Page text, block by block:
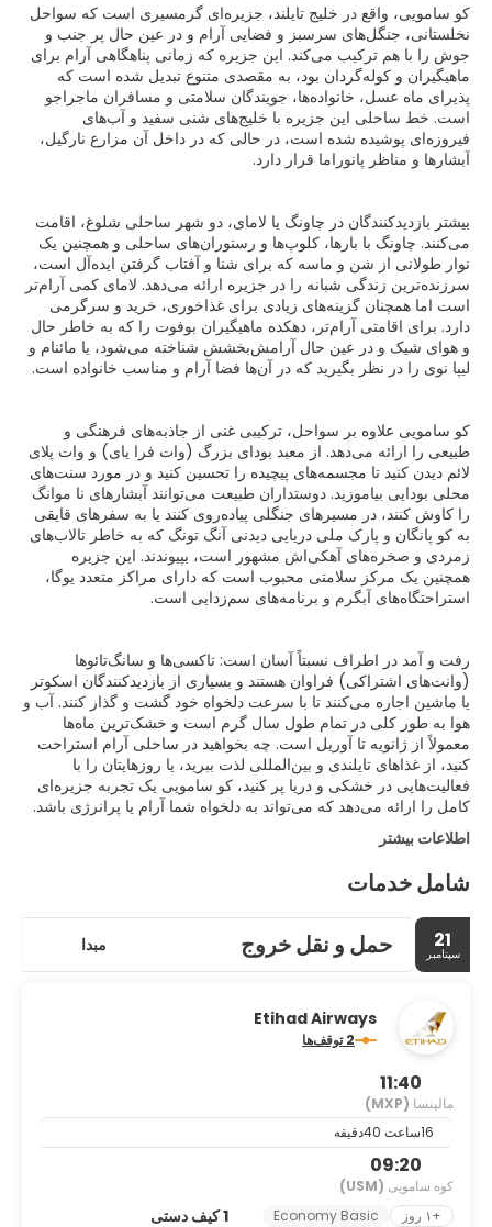
کو سامویی، واقع در خلیج تایلند، جزیره‌ای گرمسیری است که سواحل
نخلستانی، جنگل‌های سرسبز و فضایی آرام و در عین حال پر جنب و
جوش را با هم ترکیب می‌کند. این جزیره که زمانی پناهگاهی آرام برای
ماهیگیران و کوله‌گردان بود، به مقصدی متنوع تبدیل شده است که
پذیرای ماه عسل، خانواده‌ها، جویندگان سلامتی و مسافران ماجراجو
است. خط ساحلی این جزیره با خلیج‌های شنی سفید و آب‌های
فیروزه‌ای پوشیده شده است، در حالی که در داخل آن مزارع نارگیل،
بیشتر بازدیدکنندگان در چاونگ یا لامای، دو شهر ساحلی شلوغ، اقامت
می‌کنند. چاونگ با بارها، کلوپ‌ها و رستوران‌های ساحلی و همچنین یک
نوار طولانی از شن و ماسه که برای شنا و آفتاب گرفتن ایده‌آل است،
سرزنده‌ترین زندگی شبانه را در جزیره ارائه می‌دهد. لامای کمی آرام‌تر
است اما همچنان گزینه‌های زیادی برای غذاخوری، خرید و سرگرمی
دارد. برای اقامتی آرام‌تر، دهکده ماهیگیران بوفوت را که به خاطر حال
و هوای شیک و در عین حال آرامش‌بخشش شناخته می‌شود، یا مائنام و
کو سامویی علاوه بر سواحل، ترکیبی غنی از جاذبه‌های فرهنگی و
طبیعی را ارائه می‌دهد. از معبد بودای بزرگ (وات فرا یای) و وات پلای
لائم دیدن کنید تا مجسمه‌های پیچیده را تحسین کنید و در مورد سنت‌های
محلی بودایی بیاموزید. دوستداران طبیعت می‌توانند آبشارهای نا موانگ
را کاوش کنند، در مسیرهای جنگلی پیاده‌روی کنند یا به سفرهای قایقی
به کو پانگان و پارک ملی دریایی دیدنی آنگ تونگ که به خاطر تالاب‌های
زمردی و صخره‌های آهکی‌اش مشهور است، بپیوندند. این جزیره
همچنین یک مرکز سلامتی محبوب است که دارای مراکز متعدد یوگا،
رفت و آمد در اطراف نسبتاً آسان است: تاکسی‌ها و سانگ‌تائوها
(وانت‌های اشتراکی) فراوان هستند و بسیاری از بازدیدکنندگان اسکوتر
یا ماشین اجاره می‌کنند تا با سرعت دلخواه خود گشت و گذار کنند. آب و
هوا به طور کلی در تمام طول سال گرم است و خشک‌ترین ماه‌ها
معمولاً از ژانویه تا آوریل است. چه بخواهید در ساحلی آرام استراحت
کنید، از غذاهای تایلندی و بین‌المللی لذت ببرید، یا روزهایتان را با
فعالیت‌هایی در خشکی و دریا پر کنید، کو سامویی یک تجربه جزیره‌ای
کامل را ارائه می‌دهد که می‌تواند به دلخواه شما آرام یا پرانرژی باشد.
اطلاعات بیشتر
شامل خدمات
21
سپتامبر حمل و نقل خروج مبدا
Etihad Airways
2 توقف‌ها
11:40
مالپنسا (MXP)
09:20
کوه سامویی (USM)
+۱ روز
Economy Basic 1 کیف دستی